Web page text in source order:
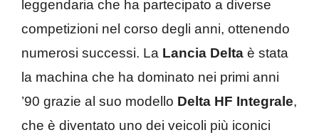
leggendaria che ha partecipato a diverse
competizioni nel corso degli anni, ottenendo
numerosi successi. La Lancia Delta è stata
la machina che ha dominato nei primi anni
’90 grazie al suo modello Delta HF Integrale,
che è diventato uno dei veicoli più iconici